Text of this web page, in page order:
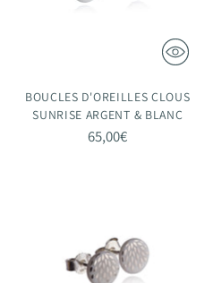
BOUCLES D'OREILLES CLOUS
SUNRISE ARGENT & BLANC
65,00€